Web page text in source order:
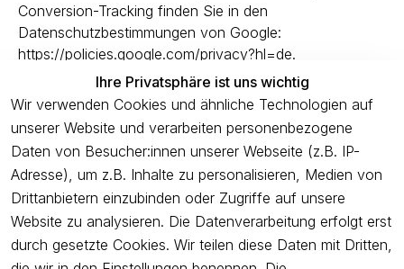
Conversion-Tracking finden Sie in den
Datenschutzbestimmungen von Google:
https://policies.google.com/privacy?hl=de.
Sie können Ihren Browser so einstellen, dass Sie über
das Setzen von Cookies informiert werden und Cookies
nur im Einzelfall erlauben, die Annahme von Cookies für
bestimmte Fälle oder generell ausschließen sowie das
automatische Löschen der Cookies beim Schließen des
Browsers aktivieren. Bei der Deaktivierung von Cookies
kann die Funktionalität dieser Website eingeschränkt
sein.
Facebook Pixel
Ihre Privatsphäre ist uns wichtig
Wir verwenden Cookies und ähnliche Technologien auf
unserer Website und verarbeiten personenbezogene
Daten von Besucher:innen unserer Webseite (z.B. IP-
Adresse), um z.B. Inhalte zu personalisieren, Medien von
Drittanbietern einzubinden oder Zugriffe auf unsere
Website zu analysieren. Die Datenverarbeitung erfolgt erst
durch gesetzte Cookies. Wir teilen diese Daten mit Dritten,